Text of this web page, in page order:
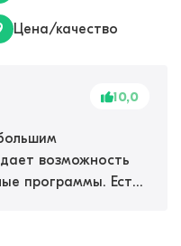
Цена/качество
10,0
возможность
программы. Есть
было актуально.